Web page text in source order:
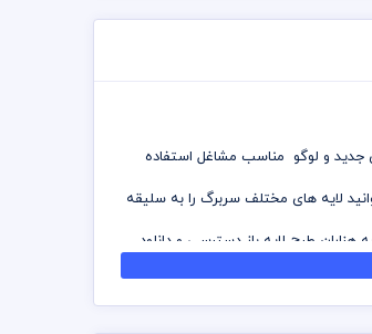
جدید و لوگو مناسب مشاغل استفاده
لایه های مختلف سربرگ را به سلیقه
طرح لایه باز دسترسی و دانلود
و چاپ رعایت نکات زیر الزامی می